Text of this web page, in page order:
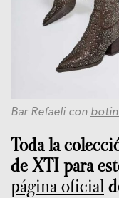
Bar Refaeli con
Toda la
de XTI para
página oficial